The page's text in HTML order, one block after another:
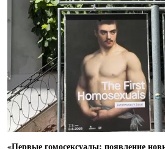
«Первые гомосексуалы: появление